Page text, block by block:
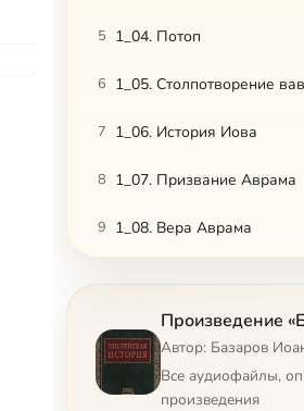
5 1_04. Потоп
6 1_05. Столпотворение
7 1_06. История Иова
8 1_07. Призвание Аврама
9 1_08. Вера Аврама
1_10. Измаил
12 1_11. Исаак
Произведение
Автор: Базаров
Все аудиофайлы,
произведения